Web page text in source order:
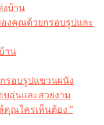
บ้าน
งคุณด้วยกรอบรูปและ
าน
รอบรูปแขวนผนัง
อุ่นและสวยงาม
ณใครเห็นต้อง ”